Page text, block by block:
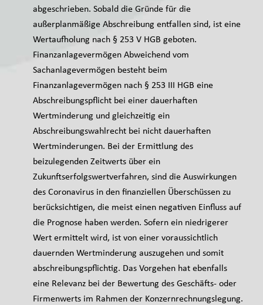
abgeschrieben. Sobald die Gründe für die
außerplanmäßige Abschreibung entfallen sind, ist eine
Wertaufholung nach § 253 V HGB geboten.
Finanzanlagevermögen Abweichend vom
Sachanlagevermögen besteht beim
Finanzanlagevermögen nach § 253 III HGB eine
Abschreibungspflicht bei einer dauerhaften
Wertminderung und gleichzeitig ein
Abschreibungswahlrecht bei nicht dauerhaften
Wertminderungen. Bei der Ermittlung des
beizulegenden Zeitwerts über ein
Zukunftserfolgswertverfahren, sind die Auswirkungen
des Coronavirus in den finanziellen Überschüssen zu
berücksichtigen, die meist einen negativen Einfluss auf
die Prognose haben werden. Sofern ein niedrigerer
Wert ermittelt wird, ist von einer voraussichtlich
dauernden Wertminderung auszugehen und somit
abschreibungspflichtig. Das Vorgehen hat ebenfalls
eine Relevanz bei der Bewertung des Geschäfts- oder
Firmenwerts im Rahmen der Konzernrechnungslegung.